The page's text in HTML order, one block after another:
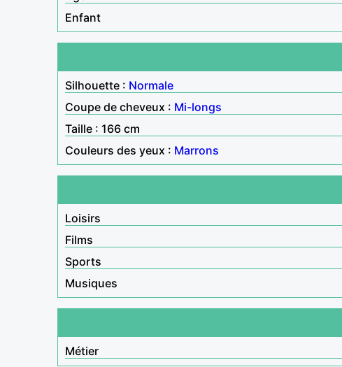
Enfant
Silhouette : Normale
Coupe de cheveux : Mi-longs
Taille : 166 cm
Couleurs des yeux : Marrons
Loisirs
Films
Sports
Musiques
Métier